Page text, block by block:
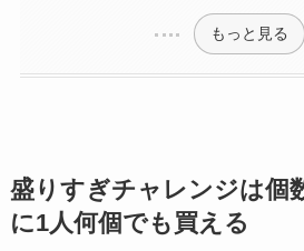
もっと見る
盛りすぎチャレンジは個
に1人何個でも買える